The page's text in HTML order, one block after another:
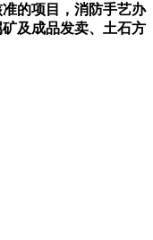
的项目，消防手艺办
及成品发卖、土石方